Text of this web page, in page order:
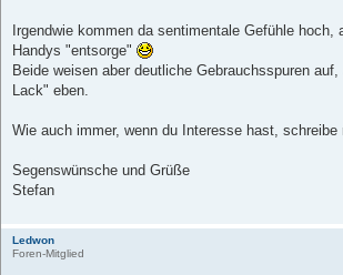
Irgendwie kommen da sentimentale Gefühle
Handys "entsorge"
Beide weisen aber deutliche Gebrauchsspuren
Lack" eben.
Wie auch immer, wenn du Interesse hast, schreibe
Segenswünsche und Grüße
Stefan
Ledwon
Foren-Mitglied